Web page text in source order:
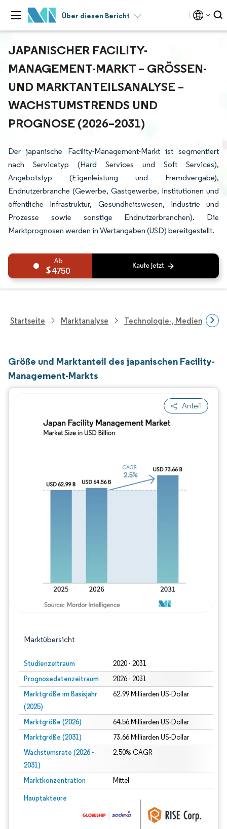
Über diesen Bericht
JAPANISCHER FACILITY-
MANAGEMENT-MARKT – GRÖSSEN- U
ND MARKTANTEILSANALYSE – W
ACHSTUMSTRENDS UND P
ROGNOSE (2026–2031)
Der japanische Facility-Management-Markt ist segmentiert
nach Servicetyp (Hard Services und Soft Services),
Angebotstyp (Eigenleistung und Fremdvergabe),
Endnutzerbranche (Gewerbe, Gastgewerbe, Institutionen und
öffentliche Infrastruktur, Gesundheitswesen, Industrie und
Prozesse sowie sonstige Endnutzerbranchen). Die
Marktprognosen werden in Wertangaben (USD) bereitgestellt.
4750
Startseite Marktanalyse Technologie-, Medien- Und
Größe und Marktanteil des japanischen Facility-
Management-Markts
Anteil
Marktübersicht
Studienzeitraum 2020 - 2031
Prognosedatenzeitraum 2026 - 2031
Marktgröße im Basisjahr
(2025)
62.99 Milliarden US-Dollar
Marktgröße (2026) 64.56 Milliarden US-Dollar
Marktgröße (2031) 73.66 Milliarden US-Dollar
Wachstumsrate (2026 -
2031)
2.50% CAGR
Marktkonzentration Mittel
Hauptakteure
Bild © Mordor Intelligence. Wiederverwendung erfordert Namensnennung